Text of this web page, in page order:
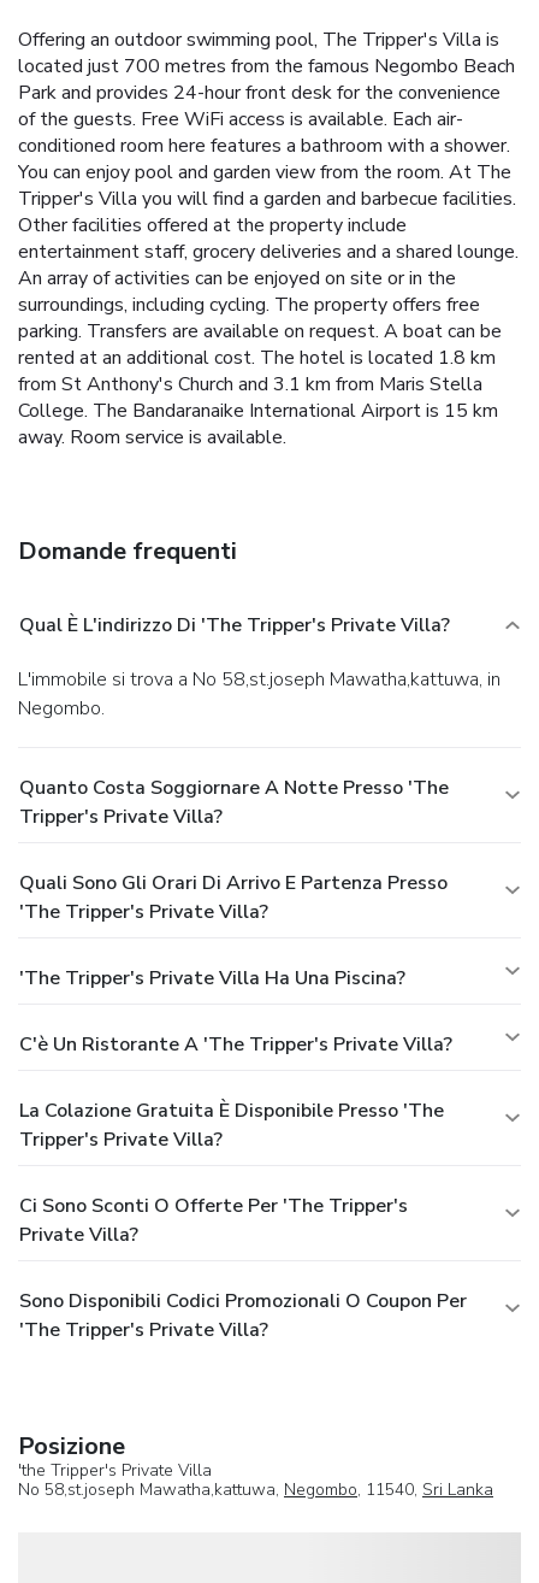
Offering an outdoor swimming pool, The Tripper's Villa is
located just 700 metres from the famous Negombo Beach
Park and provides 24-hour front desk for the convenience
of the guests. Free WiFi access is available. Each air-
conditioned room here features a bathroom with a shower.
You can enjoy pool and garden view from the room. At The
Tripper's Villa you will find a garden and barbecue facilities.
Other facilities offered at the property include
entertainment staff, grocery deliveries and a shared lounge.
An array of activities can be enjoyed on site or in the
surroundings, including cycling. The property offers free
parking. Transfers are available on request. A boat can be
rented at an additional cost. The hotel is located 1.8 km
from St Anthony's Church and 3.1 km from Maris Stella
College. The Bandaranaike International Airport is 15 km
away. Room service is available.
Domande frequenti
Qual È L'indirizzo Di 'the Tripper's Private Villa?
L'immobile si trova a No 58,st.joseph Mawatha,kattuwa, in
Negombo.
Quanto Costa Soggiornare A Notte Presso 'the
Tripper's Private Villa?
Quali Sono Gli Orari Di Arrivo E Partenza Presso
'the Tripper's Private Villa?
'the Tripper's Private Villa Ha Una Piscina?
C'è Un Ristorante A 'the Tripper's Private Villa?
La Colazione Gratuita È Disponibile Presso 'the
Tripper's Private Villa?
Ci Sono Sconti O Offerte Per 'the Tripper's
Private Villa?
Sono Disponibili Codici Promozionali O Coupon Per
'the Tripper's Private Villa?
Posizione
'the Tripper's Private Villa
No 58,st.joseph Mawatha,kattuwa, Negombo, 11540, Sri Lanka